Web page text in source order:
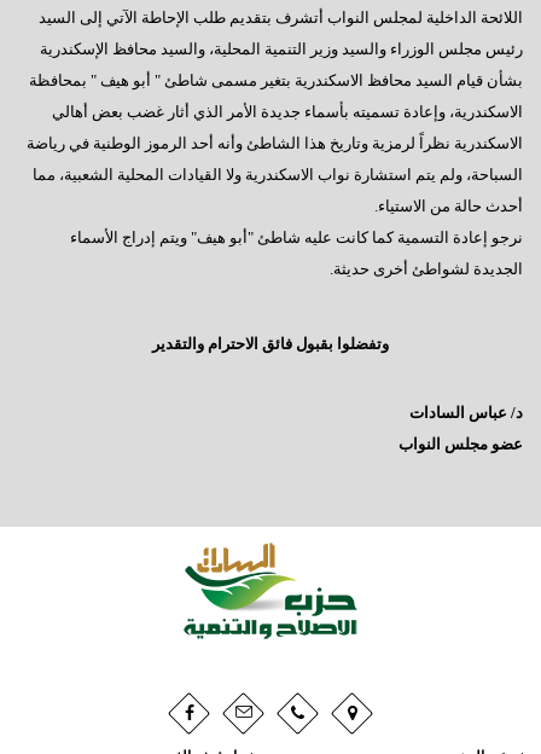
اللائحة الداخلية لمجلس النواب أتشرف بتقديم طلب الإحاطة الآتي إلى السيد
رئيس مجلس الوزراء والسيد وزير التنمية المحلية، والسيد محافظ الإسكندرية
بشأن قيام السيد محافظ الاسكندرية بتغير مسمى شاطئ " أبو هيف " بمحافظة
الاسكندرية، وإعادة تسميته بأسماء جديدة الأمر الذي أثار غضب بعض أهالي
الاسكندرية نظراً لرمزية وتاريخ هذا الشاطئ وأنه أحد الرموز الوطنية في رياضة
السباحة، ولم يتم استشارة نواب الاسكندرية ولا القيادات المحلية الشعبية، مما
أحدث حالة من الاستياء.
نرجو إعادة التسمية كما كانت عليه شاطئ "أبو هيف" ويتم إدراج الأسماء
الجديدة لشواطئ أخرى حديثة.
وتفضلوا بقبول فائق الاحترام والتقدير
د/ عباس السادات
عضو مجلس النواب